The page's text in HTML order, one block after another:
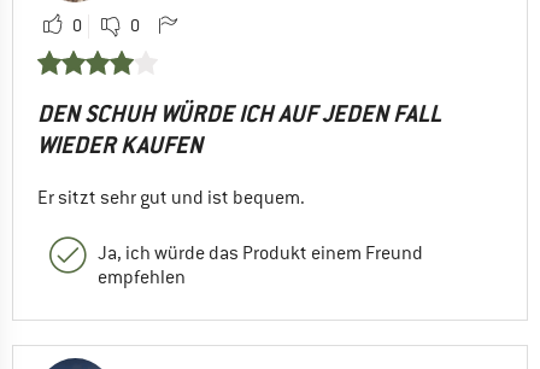
0 0
DEN SCHUH WÜRDE ICH AUF JEDEN FALL
WIEDER KAUFEN
Er sitzt sehr gut und ist bequem.
Ja, ich würde das Produkt einem Freund
empfehlen